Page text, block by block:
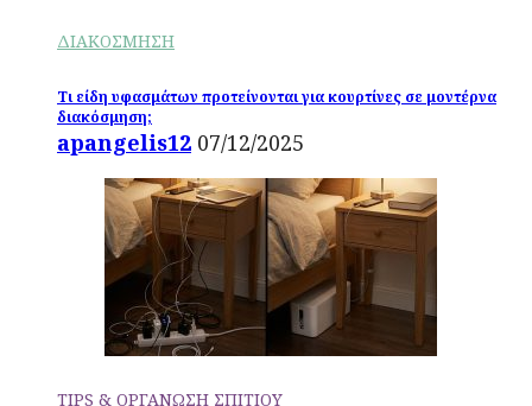
ΔΙΑΚΟΣΜΗΣΗ
Τι είδη υφασμάτων προτείνονται για κουρτίνες σε μοντέρνα
διακόσμηση;
apangelis12 07/12/2025
TIPS & ΟΡΓΑΝΩΣΗ ΣΠΙΤΙΟΥ